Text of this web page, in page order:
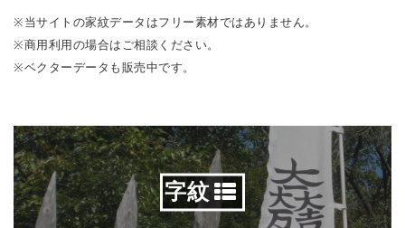
※当サイトの家紋データはフリー素材ではありません。
※商用利用の場合はご相談ください。
※ベクターデータも販売中です。
字紋